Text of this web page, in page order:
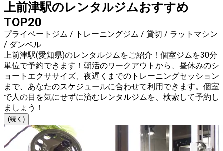
上前津駅のレンタルジムおすすめ
TOP20
プライベートジム / トレーニングジム / 貸切 / ラットマシン
/ ダンベル
上前津駅(愛知県)のレンタルジムをご紹介！個室ジムを30分
単位で予約できます！朝活のワークアウトから、昼休みのシ
ョートエクササイズ、夜遅くまでのトレーニングセッション
まで、あなたのスケジュールに合わせて利用できます。個室
で人の目を気にせずに済むレンタルジムを、検索して予約し
ましょう！
(続く)